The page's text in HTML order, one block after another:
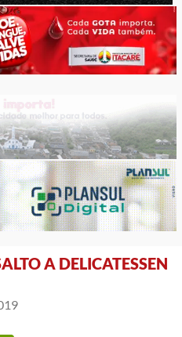
A DELICATESSEN